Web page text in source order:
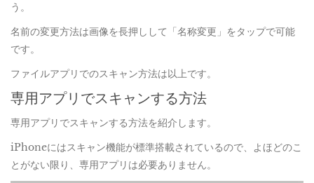
う。
名前の変更方法は画像を長押しして「名称変更」をタップで可能
です。
ファイルアプリでのスキャン方法は以上です。
専用アプリでスキャンする方法
専用アプリでスキャンする方法を紹介します。
iPhoneにはスキャン機能が標準搭載されているので、よほどのこ
とがない限り、専用アプリは必要ありません。